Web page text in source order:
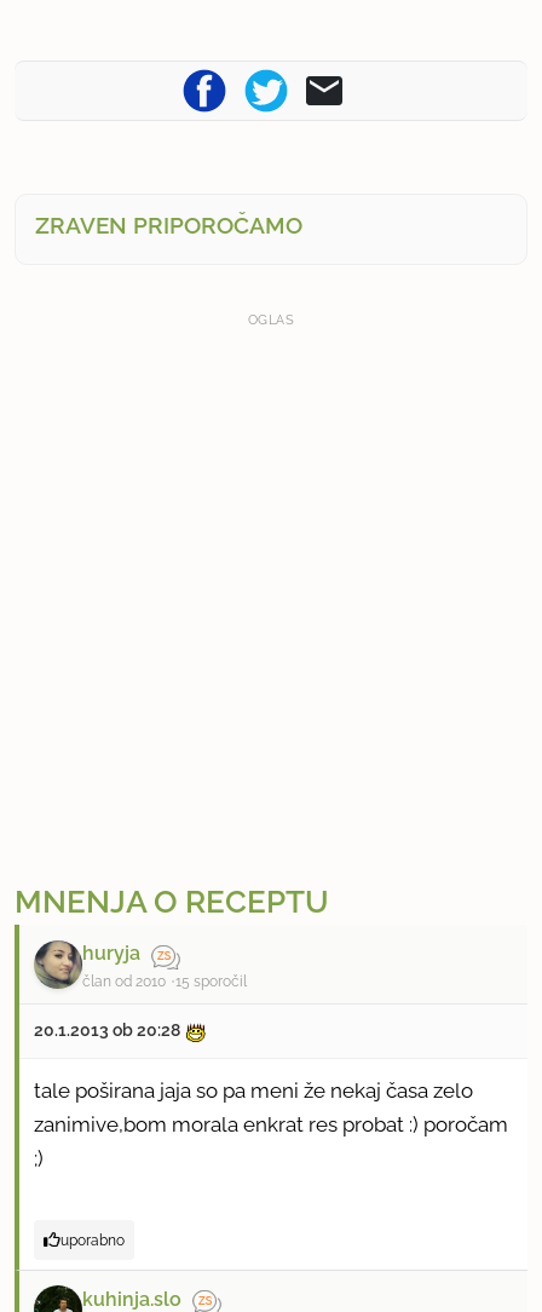
ZRAVEN PRIPOROČAMO
OGLAS
MNENJA O RECEPTU
huryja
član od 2010 15 sporočil
20.1.2013 ob 20:28
tale poširana jaja so pa meni že nekaj časa zelo
zanimive,bom morala enkrat res probat :) poročam
;)
uporabno
kuhinja.slo